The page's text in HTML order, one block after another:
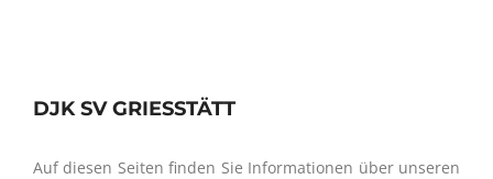
DJK SV GRIESSTÄTT
Auf diesen Seiten finden Sie Informationen über unseren